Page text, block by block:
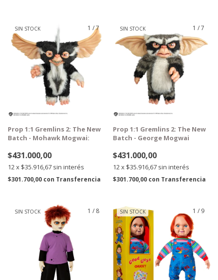
1 /7
SIN STOCK
GRATIS
Prop 1:1 Gremlins 2: The New
Batch - Mohawk Mogwai:
$431.000,00
12x $35.916,67 sin interés
$301.700,00 con Transferencia
1 /7
SIN STOCK
GRATIS
Prop 1:1 Gremlins 2: The New
Batch - George Mogwai
$431.000,00
12x $35.916,67 sin interés
$301.700,00 con Transferencia
1 / 8
SIN STOCK
1 / 9
SIN STOCK
GRATIS